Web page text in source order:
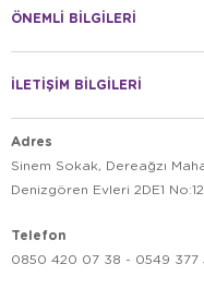
ÖNEMLİ BİLGİLERİ
İLETİŞİM BİLGİLERİ
Adres
Sinem Sokak, Dereağzı
Denizgören Evleri 2DE1
Telefon
0850 420 07 38 - 0549 377